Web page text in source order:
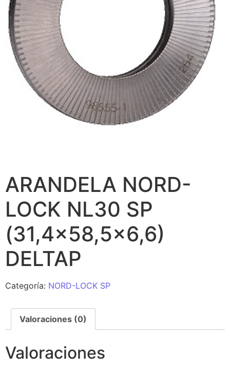
ARANDELA NORD-
LOCK NL30 SP
(31,4×58,5×6,6)
DELTAP
Categoría: NORD-LOCK SP
Valoraciones (0)
Valoraciones